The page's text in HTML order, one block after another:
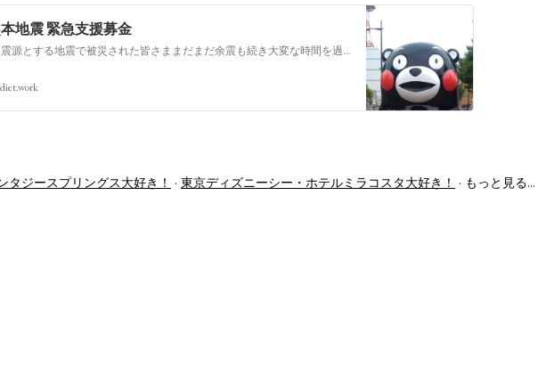
地震 緊急支援募金
今回の熊本を震源とする地震で被災された皆さままだまだ余震も続き大変な時間を過ごされていると思います。心よりお見舞い申し上げます
タジースプリングス大好き！ 東京ディズニーシー・ホテルミラコスタ大好き！ もっと見る…